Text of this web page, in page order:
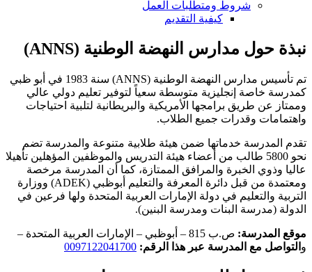
شروط ومتطلبات العمل
كيفية التقديم
نبذة حول مدارس النهضة الوطنية (ANNS)
تم تأسيس مدارس النهضة الوطنية (ANNS) سنة 1983 في أبو ظبي
كمدرسة خاصة إنجليزية متوسطة سعياً لتوفير تعليم دولي عالي
وممتاز عن طريق برامجها الأمريكية والبريطانية لتلبية احتياجات
واهتمامات وقدرات جميع الطلاب.
تقدم المدرسة خدماتها ضمن هيئة طلابية متنوعة والمدرسة تضم
نحو 5800 طالب من أعضاء هيئة التدريس والموظفين المؤهلين تأهيلا
عاليا وذوي الخبرة والمرافق الممتازة، كما أن المدرسة مرخصة
ومعتمدة من قبل دائرة المعرفة والتعليم أبوظبي (ADEK) ووزارة
التربية والتعليم في دولة الإمارات العربية المتحدة ولها فرعين في
الدولة (مدرسة البنات ومدرسة البنين).
موقع المدرسة:
ص.ب 815 – أبوظبي – الإمارات العربية المتحدة –
و التواصل مع المدرسة عبر هذا الرقم: 0097122041700